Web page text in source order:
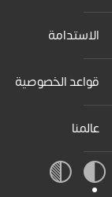
الاستدامة
قواعد الخصوصية
عالمنا